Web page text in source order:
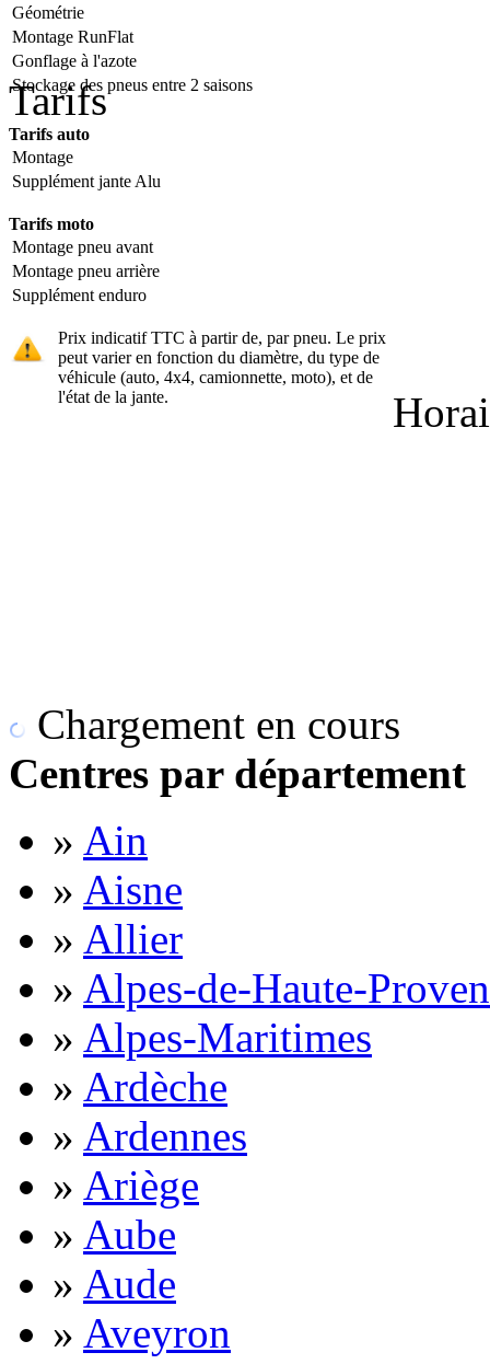
Géométrie
Montage RunFlat
Gonflage à l'azote
Stockage des pneus entre 2 saisons
Tarifs
Tarifs auto
Montage
Supplément jante Alu
Tarifs moto
Montage pneu avant
Montage pneu arrière
Supplément enduro
Prix indicatif TTC à partir de, par pneu. Le prix
peut varier en fonction du diamètre, du type de
véhicule (auto, 4x4, camionnette, moto), et de
l'état de la jante.
Chargement en cours
Centres par département
» Ain
» Aisne
» Allier
» Alpes-de-Haute-
» Alpes-Maritimes
» Ardèche
» Ardennes
» Ariège
» Aube
» Aude
» Aveyron